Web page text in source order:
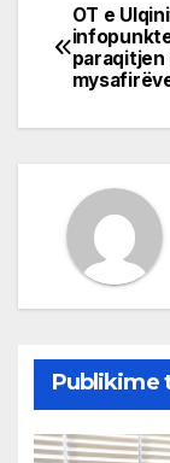
Post
OT e
paraqitjen
Publikime